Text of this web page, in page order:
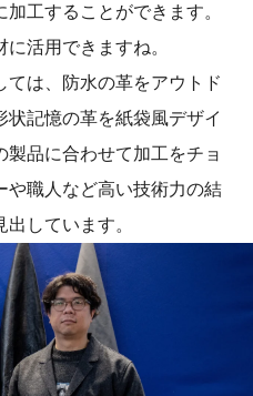
工することができます。
活用できますね。
ては、防水の革をアウトド
記憶の革を紙袋風デザイ
製品に合わせて加工をチョ
や職人など高い技術力の結
しています。